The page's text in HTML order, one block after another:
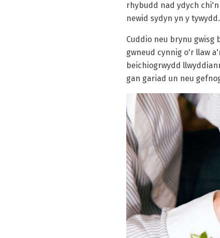
rhybudd nad ydych
newid sydyn yn y tywydd.
Cuddio neu brynu
gwneud cynnig o'r llaw
beichiogrwydd
gan gariad un neu